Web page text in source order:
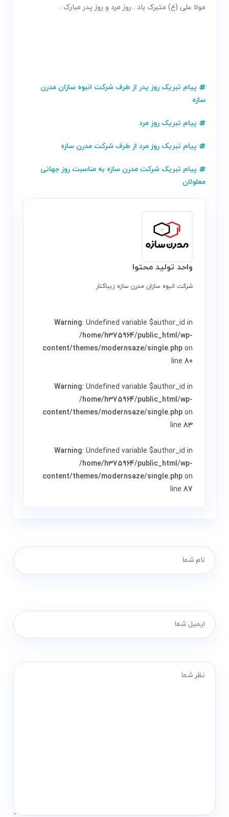
مولا علی (ع) متبرک باد . روز مرد و روز پدر مبارک .
پیام تبریک روز پدر از طرف شرکت انبوه سازان مدرن
سازه
پیام تبریک روز مرد
پیام تبریک روز مرد از طرف شرکت مدرن سازه
پیام تبریک شرکت مدرن سازه به مناسبت روز جهانی
معلولان
واحد تولید محتوا
شرکت انبوه سازان مدرن سازه زیباکنار
Warning: Undefined variable $author_id in
/home/h375964/public_html/wp-
content/themes/modernsaze/single.phpon
line80
Warning: Undefined variable $author_id in
/home/h375964/public_html/wp-
content/themes/modernsaze/single.phpon
line83
Warning: Undefined variable $author_id in
/home/h375964/public_html/wp-
content/themes/modernsaze/single.phpon
line87